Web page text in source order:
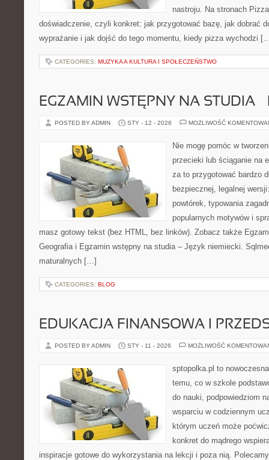
nastroju. Na stronach
doświadczenie, czyli konkret: jak przygotować bazę, jak dobrać
wyprażanie i jak dojść do tego momentu, kiedy pizza wychodzi
CATEGORIES: MUZYKA A KULTURA I SPOŁECZEŃSTWO
EGZAMIN WSTĘPNY NA STUDIA –
POSTED BY ADMIN STY - 12 - 2026 MOŻLIWOŚĆ
Nie mogę pomóc w
przecieki lub ściąganie na
za to przygotować bardzo
bezpiecznej, legalnej
powtórek, typowania
popularnych motywów i
masz gotowy tekst (bez HTML, bez linków). Zobacz także
Geografia i Egzamin wstępny na studia – Język niemiecki.
maturalnych […]
CATEGORIES: BLOG
EDUKACJA FINANSOWA I
POSTED BY ADMIN STY - 11 - 2026 MOŻLIWOŚĆ
sptopolka.pl to
temu, co w szkole
do nauki, podpowiedziom
wsparciu w codziennym
którym uczeń może
konkret do mądrego
inspiracje gotowe do wykorzystania na lekcji i poza nią.